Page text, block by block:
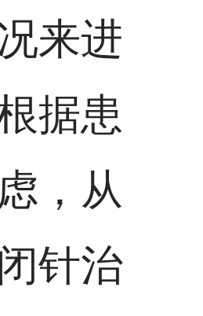
来进
据患
，从
针治